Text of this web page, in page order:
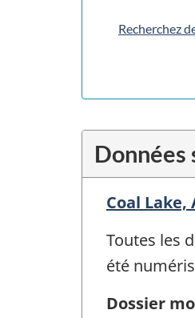
Recherchez
Coal
Toutes les
été
Dossier